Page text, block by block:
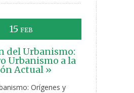
15 FEB
del Urbanismo:
Urbanismo a la
Actual »
Orígenes y